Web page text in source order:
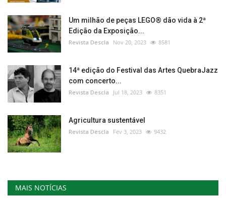
Um milhão de peças LEGO® dão vida à 2ª
Edição da Exposição...
Revista Descla Nov 20, 2023 8581
14ª edição do Festival das Artes QuebraJazz
com concerto...
Revista Descla Jul 18, 2023 8351
Agricultura sustentável
Revista Descla Fev 3, 2023 9432
MAIS NOTÍCIAS